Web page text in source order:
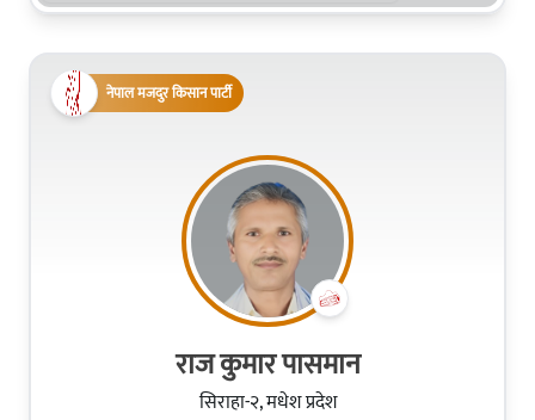
नेपाल मजदुर किसान पार्टी
राज कुमार पासमान
सिराहा-२, मधेश प्रदेश